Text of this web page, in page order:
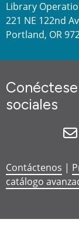
Library
221 NE 122nd
Portland, OR
sociales
Contáctenos |
catálogo